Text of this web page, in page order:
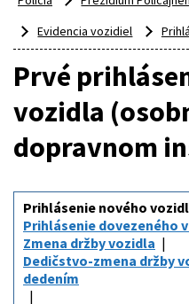
Evidencia vozidiel
Prvé
vozidla
dopravnom
Prihlásenie nového
Prihlásenie dovezeného
Zmena držby vozidla
Dedičstvo-zmena držby
dedením